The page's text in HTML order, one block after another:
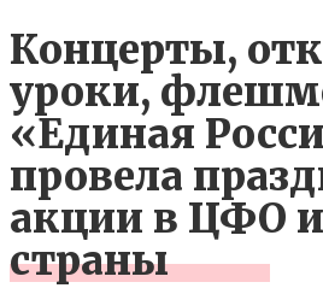
Концерты,
уроки,
«Единая
провела
акции в ЦФО
страны